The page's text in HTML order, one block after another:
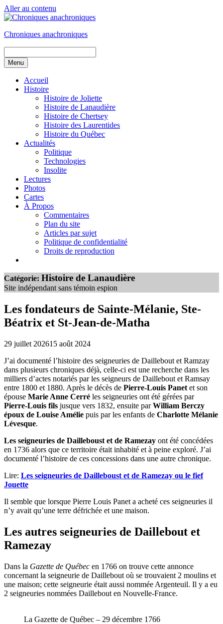
Aller au contenu
Chroniques anachroniques
Menu
Accueil
Histoire
Histoire de Joliette
Histoire de Lanaudière
Histoire de Chertsey
Histoire des Laurentides
Histoire du Québec
Actualités
Politique
Technologies
Insolite
Lectures
Photos
Cartes
À Propos
Commentaires
Plan du site
Articles par sujet
Politique de confidentialité
Droits de reproduction
Catégorie: Histoire de Lanaudière
Site indépendant sans témoin espion
Les fondateurs de Sainte-Mélanie, Ste-
Béatrix et St-Jean-de-Matha
29 juillet 202615 août 2024
J’ai documenté l’histoire des seigneuries de Daillebout et Ramzay
dans plusieurs chroniques déjà, celle-ci est une recherche dans les
milliers d’actes notariés par les seigneurs de Daillebout et Ramsay
entre 1800 et 1880. Après le décès de Pierre-Louis Panet et son
épouse Marie Anne Cerré les seigneuries ont été gérées par
Pierre-Louis fils jusque vers 1832, ensuite parWilliam Berczy
époux de Louise Amélie puis par les enfants de Charlotte Mélanie
Lévesque.
Les seigneuries de Dailleboust et de Ramezay ont été concédées
en 1736 alors que ce territoire était inhabité et à peine exploré. J’ai
documenté l’histoire de ces concessions dans une autre chronique.
Lire: Les seigneuries de Dailleboust et de Ramezay ou le fief
Jouette
Il semble que lorsque Pierre Louis Panet a acheté ces seigneuries il
n’y avait qu’une terre défrichée et une maison.
Les autres seigneuries de Daillebout et
Ramezay
Dans la Gazette de Québec en 1766 on trouve cette annonce
concernant la seigneurie de Daillebout où se trouvaient 2 moulins et
une maison; cette seigneurie était aussi nommée Argenteuil. Il y a eu
2 seigneuries nommées Daillebout en Nouvelle-France.
La Gazette de Québec – 29 décembre 1766